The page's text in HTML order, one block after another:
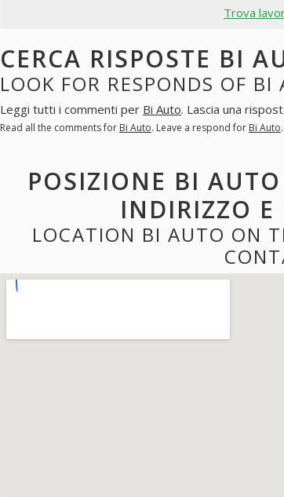
Trova
CERCA RISPOSTE BI
LOOK FOR RESPONDS OF
Leggi tutti i commenti per Bi Auto. Lascia una
Read all the comments for Bi Auto. Leave a respond for Bi Auto
POSIZIONE BI
INDIRIZZO
LOCATION BI AUTO ON